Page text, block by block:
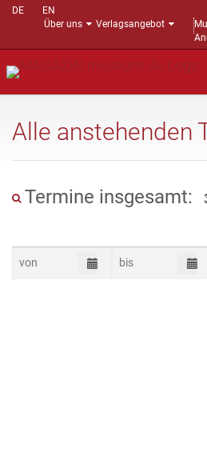
DE
EN
Über uns
Verlagsangebot
Alle anstehenden
Termine insgesamt: